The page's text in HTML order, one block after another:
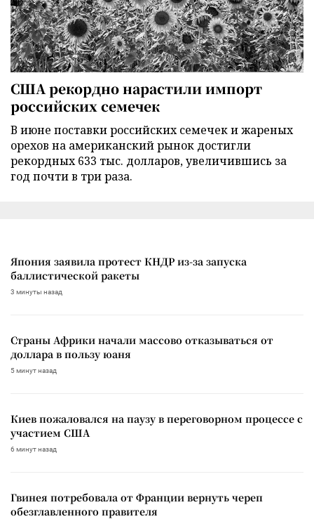
США рекордно нарастили импорт
российских семечек
В июне поставки российских семечек и жареных
орехов на американский рынок достигли
рекордных 633 тыс. долларов, увеличившись за
год почти в три раза.
Япония заявила протест КНДР из-за запуска
баллистической ракеты
3 минуты назад
Страны Африки начали массово отказываться от
доллара в пользу юаня
5 минут назад
Киев пожаловался на паузу в переговорном процессе с
участием США
6 минут назад
Гвинея потребовала от Франции вернуть череп
обезглавленного правителя